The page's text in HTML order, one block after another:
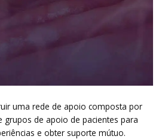
uma rede de apoio composta por
grupos de apoio de pacientes para
e obter suporte mútuo.